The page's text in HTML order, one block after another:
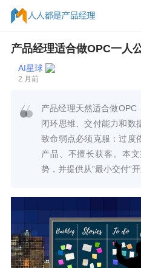
产品经理适合做OPC一人
AI星球
2 月前
产品经理天然适合做OPC
闭环思维、交付能力和数
致命弱点必须克服：过度
产品、不擅长获客。本
势，并提供从”最小交付”